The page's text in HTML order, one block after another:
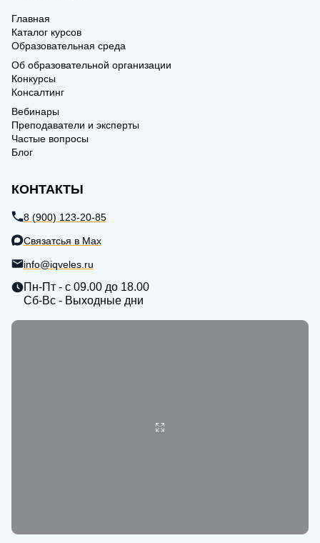
Главная
Каталог курсов
Образовательная среда
Об образовательной организации
Конкурсы
Консалтинг
Вебинары
Преподаватели и эксперты
Частые вопросы
Блог
КОНТАКТЫ
8 (900) 123-20-85
Связатсья в Max
info@iqveles.ru
Пн-Пт - с 09.00 до 18.00
Сб-Вс - Выходные дни